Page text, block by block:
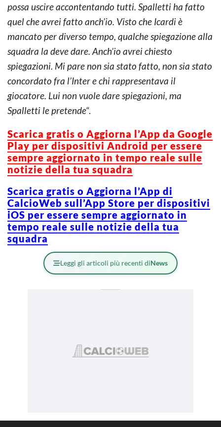
possa uscire accontentando tutti. Spalletti ha fatto
quel che avrei fatto anch’io. Visto che Icardi è
mancato per diverso tempo, qualche spiegazione alla
squadra la deve dare. Anch’io avrei chiesto
spiegazioni. Mi pare non sia stato fatto, non sia stato
concordato fra l’Inter e chi rappresentava il
giocatore. Lui non vuole dare spiegazioni, ma
Spalletti le pretende“.
Scarica gratis o Aggiorna l’App da Google
Play per dispositivi Android per essere
sempre aggiornato in tempo reale sulle
notizie della tua squadra
Scarica gratis o Aggiorna l’App di
CalcioWeb sull’App Store per dispositivi
iOS per essere sempre aggiornato in
tempo reale sulle notizie della tua
squadra
Leggi gli articoli più recenti diNews